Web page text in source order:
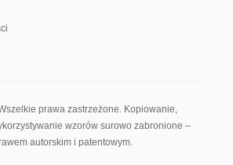
prawa zastrzeżone. Kopiowanie,
wzorów surowo zabronione –
autorskim i patentowym.